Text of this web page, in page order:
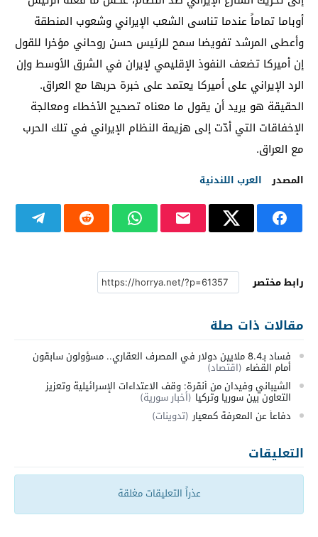
أوباما تماماً عندما تناسى الشعب الإيراني وشعوب المنطقة
وأعطى المرشد تفويضا سمح للرئيس حسن روحاني مؤخرا للقول
إن أميركا تضعف النفوذ الإقليمي لإيران في الشرق الأوسط وإن
الرد الإيراني على أميركا يعتمد على خبرة حربها مع العراق.
الحقيقة هو يريد أن يقول ما معناه تصحيح الأخطاء ومعالجة
الإخفاقات التي أدّت إلى هزيمة النظام الإيراني في تلك الحرب
مع العراق.
المصدر العرب اللندنية
رابط مختصر
مقالات ذات صلة
فساد بـ8.4 ملايين دولار في المصرف العقاري.. مسؤولون سابقون
أمام القضاء (اقتصاد)
الشيباني وفيدان من أنقرة: وقف الاعتداءات الإسرائيلية وتعزيز
التعاون بين سوريا وتركيا (أخبار سورية)
دفاعاً عن المعرفة كمعيار (تدوينات)
التعليقات
عذراً التعليقات مغلقة